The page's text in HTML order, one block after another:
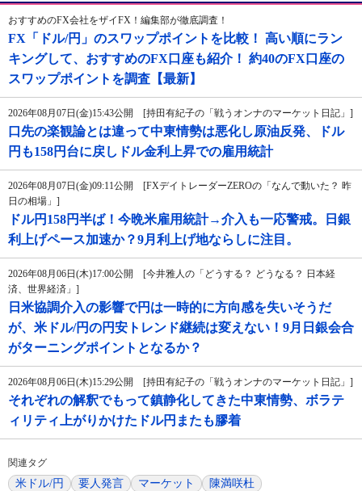
おすすめのFX会社をザイFX！編集部が徹底調査！
FX「ドル/円」のスワップポイントを比較！ 高い順にラン
キングして、おすすめのFX口座も紹介！ 約40のFX口座の
スワップポイントを調査【最新】
2026年08月07日(金)15:43公開 [持田有紀子の「戦うオンナのマーケット日記」]
口先の楽観論とは違って中東情勢は悪化し原油反発、ドル
円も158円台に戻しドル金利上昇での雇用統計
2026年08月07日(金)09:11公開 [FXデイトレーダーZEROの「なんで動いた？ 昨
日の相場」]
ドル円158円半ば！今晩米雇用統計→介入も一応警戒。日銀
利上げペース加速か？9月利上げ地ならしに注目。
2026年08月06日(木)17:00公開 [今井雅人の「どうする？ どうなる？ 日本経
済、世界経済」]
日米協調介入の影響で円は一時的に方向感を失いそうだ
が、米ドル/円の円安トレンド継続は変えない！9月日銀会合
がターニングポイントとなるか？
2026年08月06日(木)15:29公開 [持田有紀子の「戦うオンナのマーケット日記」]
それぞれの解釈でもって鎮静化してきた中東情勢、ボラテ
ィリティ上がりかけたドル円またも膠着
関連タグ
米ドル/円 要人発言 マーケット 陳満咲杜